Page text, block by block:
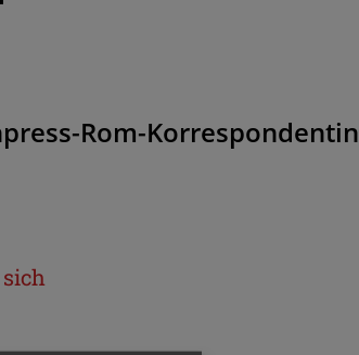
Rom-Korrespondentin